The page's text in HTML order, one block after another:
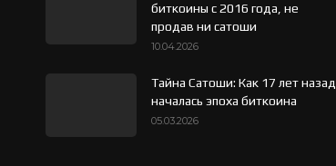
биткоины с 2016 года, не
продав ни сатоши
10.04.2026
Тайна Сатоши: Как 17 лет назад
началась эпоха биткоина
05.03.2026